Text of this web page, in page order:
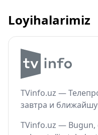
Loyihalarimiz
TVinfo.uz —
завтра и
TVinfo.uz — Bugun,